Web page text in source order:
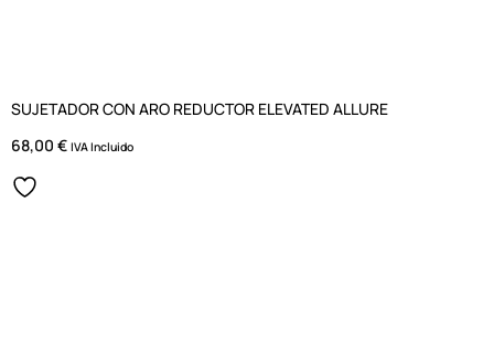
SUJETADOR CON ARO REDUCTOR ELEVATED ALLURE
68,00 € IVA Incluido